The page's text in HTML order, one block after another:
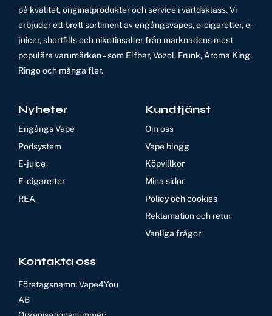
på kvalitet, originalprodukter och service i världsklass. Vi
erbjuder ett brett sortiment av engångsvapes, e-cigaretter, e-
juicer, shortfills och nikotinsalter från marknadens mest
populära varumärken – som Elfbar, Vozol, Frunk, Aroma King,
Ringo och många fler.
Nyheter
Engångs Vape
Podsystem
E-juice
E-cigaretter
REA
Kundtjänst
Om oss
Vape blogg
Köpvillkor
Mina sidor
Policy och cookies
Reklamation och retur
Vanliga frågor
Kontakta oss
Företagsnamn: Vape4You
AB